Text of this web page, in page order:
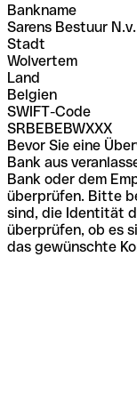
Bankname
Sarens Bestuur N.v.
Stadt
Wolvertem
Land
Belgien
SWIFT-Code
SRBEBEBWXXX
Bevor Sie eine
Bank aus
Bank oder dem
überprüfen. Bitte
sind, die Identität
überprüfen, ob es
das gewünschte